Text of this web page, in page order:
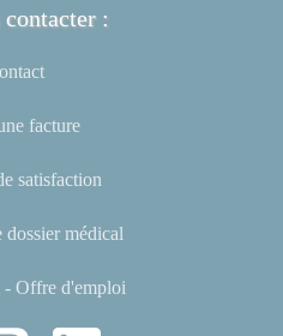
:
facture
satisfaction
dossier médical
- Offre d'emploi